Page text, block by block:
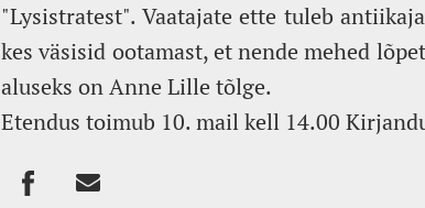
"Lysistratest". Vaatajate ette tuleb
kes väsisid ootamast, et nende mehed
aluseks on Anne Lille tõlge.
Etendus toimub 10. mail kell 14.00